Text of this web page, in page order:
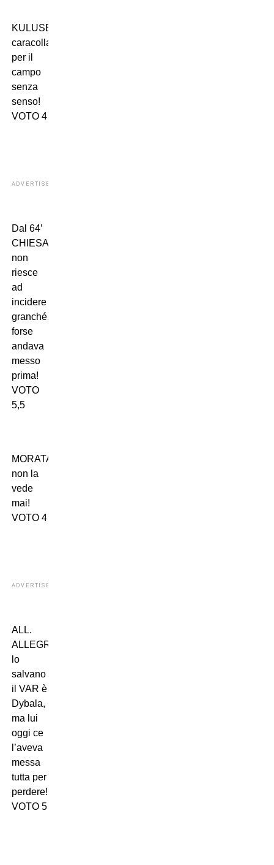
KULUSEVSKI:
caracolla
per il
campo
senza
senso!
VOTO 4
ADVERTISEMENT
Dal 64’
CHIESA:
non
riesce
ad
incidere
granché,
forse
andava
messo
prima!
VOTO
5,5
MORATA:
non la
vede
mai!
VOTO 4
ADVERTISEMENT
ALL.
ALLEGRI:
lo
salvano
il VAR è
Dybala,
ma lui
oggi ce
l’aveva
messa
tutta per
perdere!
VOTO 5